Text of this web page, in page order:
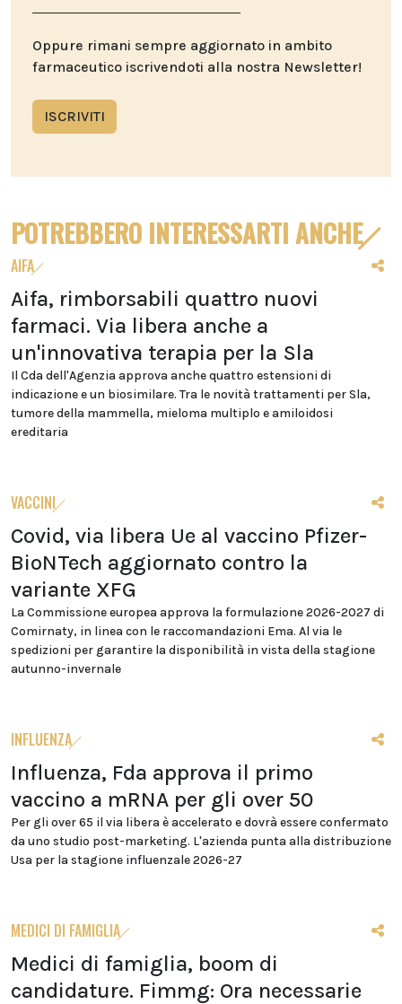
Oppure rimani sempre aggiornato in ambito
farmaceutico iscrivendoti alla nostra Newsletter!
ISCRIVITI
POTREBBERO INTERESSARTI ANCHE
AIFA
Aifa, rimborsabili quattro nuovi
farmaci. Via libera anche a
un'innovativa terapia per la Sla
Il Cda dell'Agenzia approva anche quattro estensioni di
indicazione e un biosimilare. Tra le novità trattamenti per Sla,
tumore della mammella, mieloma multiplo e amiloidosi
ereditaria
VACCINI
Covid, via libera Ue al vaccino Pfizer-
BioNTech aggiornato contro la
variante XFG
La Commissione europea approva la formulazione 2026-2027 di
Comirnaty, in linea con le raccomandazioni Ema. Al via le
spedizioni per garantire la disponibilità in vista della stagione
autunno-invernale
INFLUENZA
Influenza, Fda approva il primo
vaccino a mRNA per gli over 50
Per gli over 65 il via libera è accelerato e dovrà essere confermato
da uno studio post-marketing. L'azienda punta alla distribuzione
Usa per la stagione influenzale 2026-27
MEDICI DI FAMIGLIA
Medici di famiglia, boom di
candidature. Fimmg: Ora necessarie